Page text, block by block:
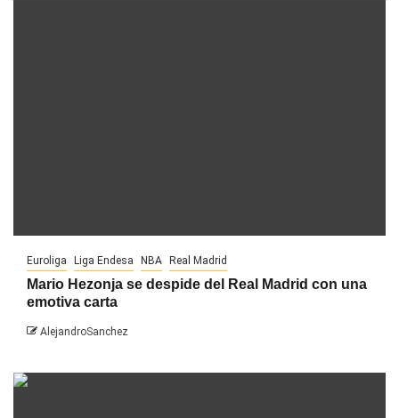
Euroliga Liga Endesa NBA Real Madrid
Mario Hezonja se despide del Real Madrid con una
emotiva carta
AlejandroSanchez